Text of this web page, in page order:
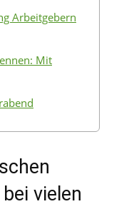
Arbeitgebern
Mit
vielen